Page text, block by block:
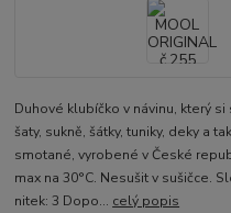
Duhové klubíčko v návinu, který
šaty, sukně, šátky, tuniky, deky a
smotané, vyrobené v České
max na 30°C. Nesušit v sušičce.
nitek: 3 Dopo... celý popis